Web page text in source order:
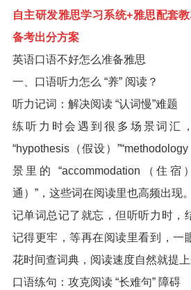
自主研发雅思学习系统+雅思配套
备考出分方案
英语口语不好怎么准备雅思
一、口语听力怎么 “养” 阅读？
听力记词：解决阅读 “认词慢”难题
练听力时会遇到很多场景词汇
“hypothesis（假设）
景里的 “accommodation（住宿
通）”，这些词在阅读里也高频出现。
记单词总记了就忘，但听听力时，
记得更牢，等再在阅读里看到，一
花时间查词典，阅读速度自然就提上
口语练句：攻克阅读 “长难句” 障碍